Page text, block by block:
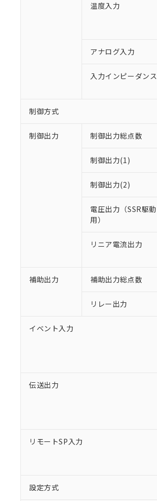
温度入力
アナログ入力
入力インピーダンス
制御方式
制御出力 制御出力総点数
制御出力(1)
制御出力(2)
電圧出力（SSR駆動
用）
リニア電流出力
補助出力 補助出力総点数
リレー出力
イベント入力
伝送出力
リモートSP入力
設定方式